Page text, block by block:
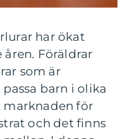
har ökat
Föräldrar
som är
barn i olika
för
och det finns